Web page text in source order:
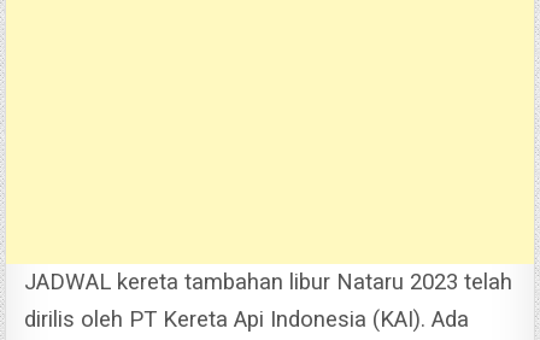
JADWAL kereta tambahan libur Nataru 2023 telah
dirilis oleh PT Kereta Api Indonesia (KAI). Ada